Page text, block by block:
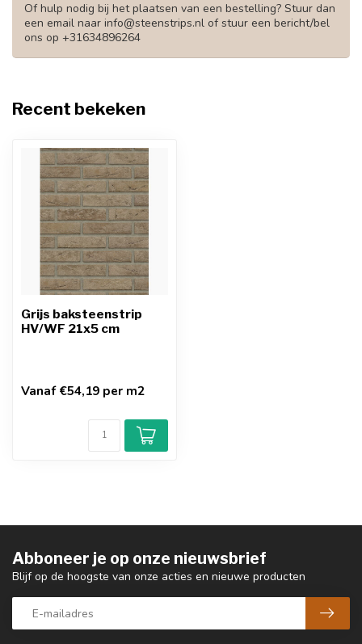
Of hulp nodig bij het plaatsen van een bestelling? Stuur dan
een email naar info@steenstrips.nl of stuur een bericht/bel
ons op +31634896264
Recent bekeken
Grijs baksteenstrip
HV/WF 21x5 cm
Vanaf €54,19 per m2
Abboneer je op onze nieuwsbrief
Blijf op de hoogste van onze acties en nieuwe producten